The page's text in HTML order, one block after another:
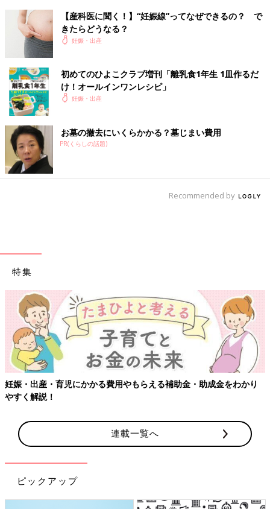
【産科医に聞く！】“妊娠線”ってなぜできるの？ で
きたらどうなる？
妊娠・出産
初めてのひよこクラブ増刊「離乳食1年生 1皿作るだ
け！オールインワン​レシピ」
妊娠・出産
お墓の撤去にいくらかかる？墓じまい費用
PR(くらしの話題)
Recommended by
特集
をわかり 【ワクチン接種できるものも】妊婦の感染症対策、知
連載一覧へ
ピックアップ